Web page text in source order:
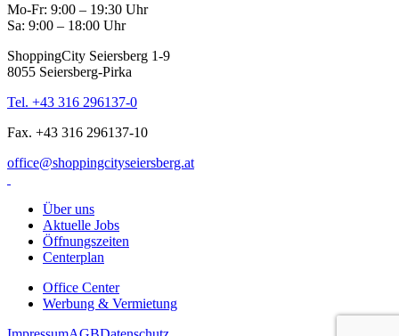
Mo-Fr: 9:00 – 19:30 Uhr
Sa: 9:00 – 18:00 Uhr
ShoppingCity Seiersberg 1-9
8055 Seiersberg-Pirka
Tel. +43 316 296137-0
Fax. +43 316 296137-10
office@shoppingcityseiersberg.at
Über uns
Aktuelle Jobs
Öffnungszeiten
Centerplan
Office Center
Werbung & Vermietung